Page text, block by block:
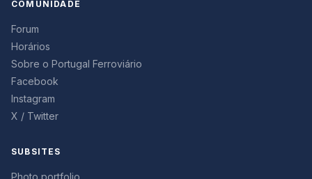
COMUNIDADE
Forum
Horários
Sobre o Portugal Ferroviário
Facebook
Instagram
X / Twitter
SUBSITES
Photo portfolio